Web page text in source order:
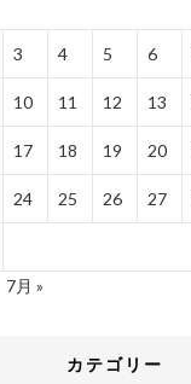
3 4 5 6
10 11 12 13
17 18 19 20
24 25 26 27
7月 »
カテゴリー